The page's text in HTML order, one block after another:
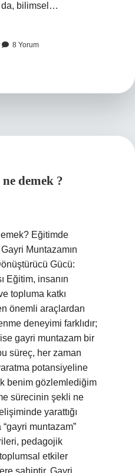
da, bilimsel…
8 Yorum
demek ?
Eğitimde
Muntazamın
Gücü:
Eğitim, insanın
topluma katkı
önemli araçlardan
deneyimi farklıdır;
gayri muntazam bir
süreç, her zaman
potansiyeline
benim gözlemlediğim
sürecinin şekli ne
yarattığı
muntazam”
pedagojik
etkiler
sahiptir. Gayri